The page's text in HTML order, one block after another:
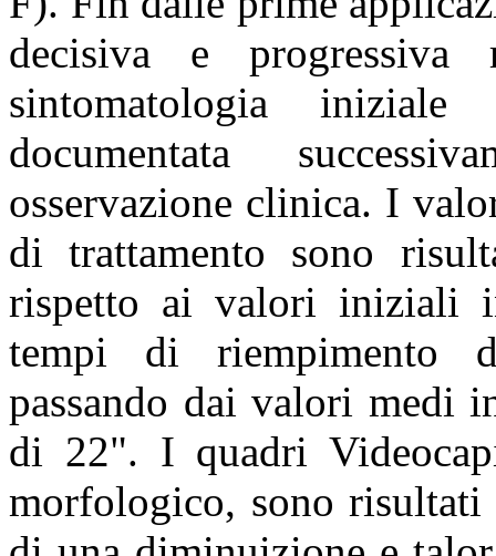
decisiva e progressiva
sintomatologia
documentata
osservazione clinica. I
di trattamento sono
rispetto ai valori iniziali
tempi di riempimento
passando dai valori
di 22". I quadri
morfologico, sono risultati